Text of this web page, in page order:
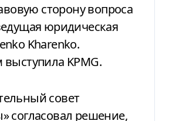
сторону вопроса
юридическая
Kharenko.
KPMG.
совет
согласовал решение,